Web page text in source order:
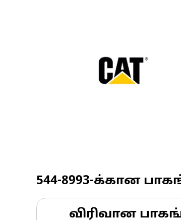
544-8993-க்கான
விரிவான